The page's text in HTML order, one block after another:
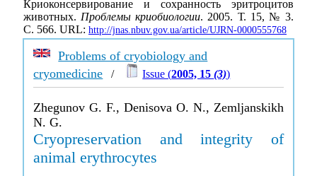
Криоконсервирование и сохранность эритроцитов
животных.Проблемы криобиологии. 2005. Т. 15, № 3.
С. 566. URL: http://jnas.nbuv.gov.ua/article/UJRN-0000555768
Problems of cryobiology and
cryomedicine / Issue (2005, 15(3))
Zhegunov G. F., Denisova O. N., Zemljanskikh
N. G.
Cryopreservation and integrity of
animal erythrocytes